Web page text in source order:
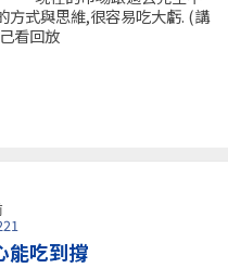
方式與思維,很容易吃大虧. (講
看回放
能吃到撐